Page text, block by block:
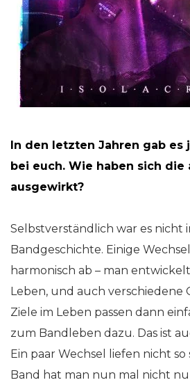
In den letzten Jahren gab es
bei euch. Wie haben sich die
ausgewirkt?
Selbstverständlich war es nicht
Bandgeschichte. Einige
harmonisch ab – man
Leben, und auch verschiedene
Ziele im Leben passen dann
zum Bandleben dazu. Das ist
Ein paar Wechsel liefen nicht so
Band hat man nun mal nicht